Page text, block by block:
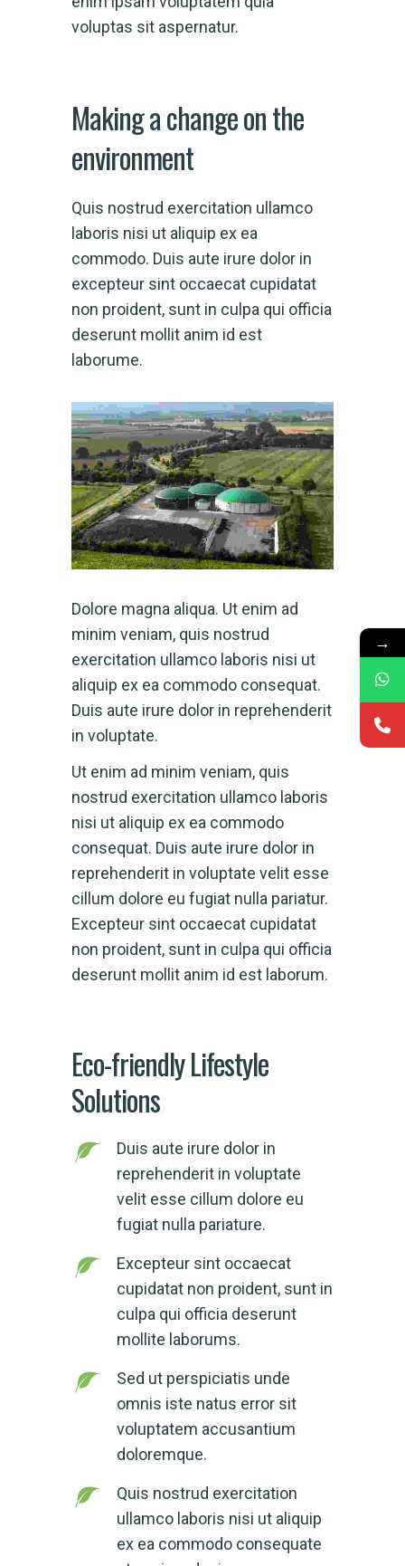
voluptas sit aspernatur.
Making a change on the
environment
Quis nostrud exercitation ullamco
laboris nisi ut aliquip ex ea
commodo. Duis aute irure dolor in
excepteur sint occaecat cupidatat
non proident, sunt in culpa qui officia
deserunt mollit anim id est
laborume.
Dolore magna aliqua. Ut enim ad
minim veniam, quis nostrud
exercitation ullamco laboris nisi ut
aliquip ex ea commodo consequat.
Duis aute irure dolor in reprehenderit
in voluptate.
Ut enim ad minim veniam, quis
nostrud exercitation ullamco laboris
nisi ut aliquip ex ea commodo
consequat. Duis aute irure dolor in
reprehenderit in voluptate velit esse
cillum dolore eu fugiat nulla pariatur.
Excepteur sint occaecat cupidatat
non proident, sunt in culpa qui officia
deserunt mollit anim id est laborum.
Eco-friendly Lifestyle
Solutions
Duis aute irure dolor in
reprehenderit in voluptate
velit esse cillum dolore eu
fugiat nulla pariature.
Excepteur sint occaecat
cupidatat non proident, sunt in
culpa qui officia deserunt
mollite laborums.
Sed ut perspiciatis unde
omnis iste natus error sit
voluptatem accusantium
doloremque.
Quis nostrud exercitation
ullamco laboris nisi ut aliquip
ex ea commodo consequate
→